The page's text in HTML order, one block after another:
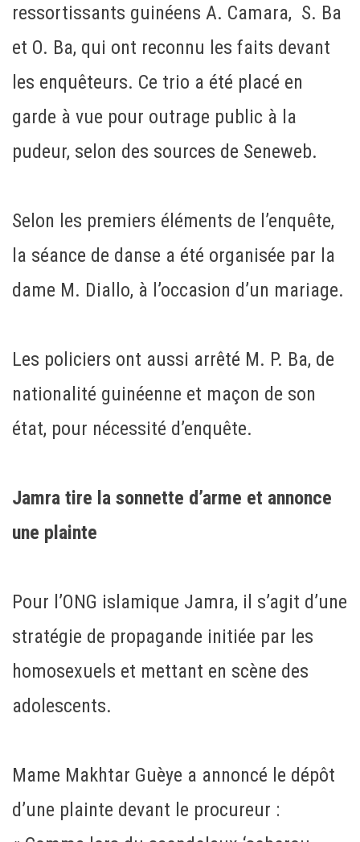
ressortissants guinéens A. Camara, S. Ba
et O. Ba, qui ont reconnu les faits devant
les enquêteurs. Ce trio a été placé en
garde à vue pour outrage public à la
pudeur, selon des sources de Seneweb.
Selon les premiers éléments de l’enquête,
la séance de danse a été organisée par la
dame M. Diallo, à l’occasion d’un mariage.
Les policiers ont aussi arrêté M. P. Ba, de
nationalité guinéenne et maçon de son
état, pour nécessité d’enquête.
Jamra tire la sonnette d’arme et annonce
une plainte
Pour l’ONG islamique Jamra, il s’agit d’une
stratégie de propagande initiée par les
homosexuels et mettant en scène des
adolescents.
Mame Makhtar Guèye a annoncé le dépôt
d’une plainte devant le procureur :